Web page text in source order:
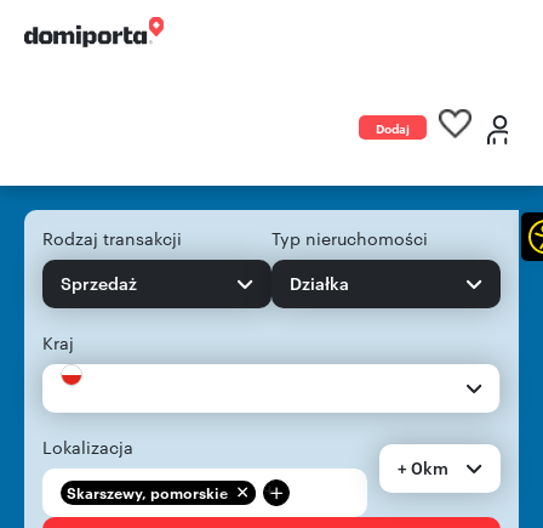
Dodaj
Rodzaj transakcji
Sprzedaż
Typ nieruchomości
Działka
Kraj
Lokalizacja
Skarszewy, pomorskie +
+ 0km